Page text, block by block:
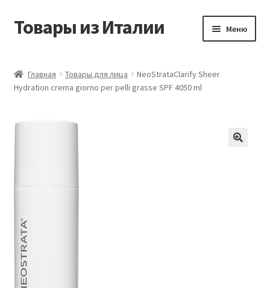
Перейти
Перейти
Товары из Италии Меню
Виды доставки
Контакты
Мой аккаунт
Оставить отзыв
Оформление заказа
Главная Товары для лица
NeoStrataClarify Sheer
Hydration crema giorno per pelli grasse SPF 4050 ml